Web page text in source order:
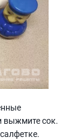
выжмите сок.